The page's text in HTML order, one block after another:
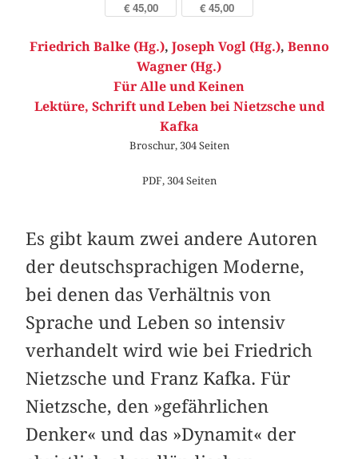
€ 45,00 € 45,00
Friedrich Balke (Hg.), Joseph Vogl (Hg.), Benno
Wagner (Hg.)
Für Alle und Keinen
Lektüre, Schrift und Leben bei Nietzsche und
Kafka
Broschur, 304 Seiten
PDF, 304 Seiten
Es gibt kaum zwei andere Autoren
der deutschsprachigen Moderne,
bei denen das Verhältnis von
Sprache und Leben so intensiv
verhandelt wird wie bei Friedrich
Nietzsche und Franz Kafka. Für
Nietzsche, den »gefährlichen
Denker« und das »Dynamit« der